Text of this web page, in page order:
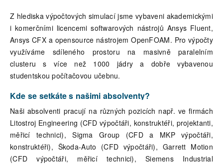
Z hlediska výpočtových simulací jsme vybaveni akademickými
i komerčními licencemi softwarových nástrojů Ansys Fluent,
Ansys CFX a opensource nástrojem OpenFOAM. Pro výpočty
využíváme sdíleného prostoru na masivně paralelním
clusteru s více než 1000 jádry a dobře vybavenou
studentskou počítačovou učebnu.
Kde se setkáte s našimi absolventy?
Naši absolventi pracují na různých pozicích např. ve firmách
Litostroj Engineering (CFD výpočtáři, konstruktéři, projektanti,
měřicí technici), Sigma Group (CFD a MKP výpočtáři,
konstruktéři), Škoda-Auto (CFD výpočtáři), Garrett Motion
(CFD výpočtáři, měřicí technici), Siemens Industrial